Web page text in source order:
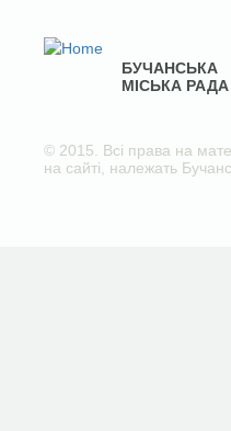
БУЧАНСЬКА
МІСЬКА РАДА
© 2015. Всі права на
на сайті, належать